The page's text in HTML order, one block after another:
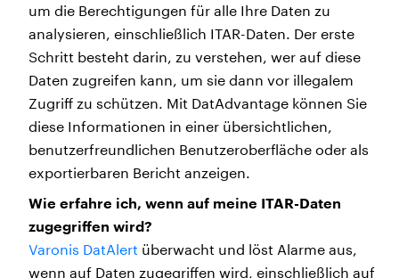
um die Berechtigungen für alle Ihre Daten zu
analysieren, einschließlich ITAR-Daten. Der erste
Schritt besteht darin, zu verstehen, wer auf diese
Daten zugreifen kann, um sie dann vor illegalem
Zugriff zu schützen. Mit DatAdvantage können Sie
diese Informationen in einer übersichtlichen,
benutzerfreundlichen Benutzeroberfläche oder als
exportierbaren Bericht anzeigen.
Wie erfahre ich, wenn auf meine ITAR-Daten
zugegriffen wird?
Varonis DatAlert überwacht und löst Alarme aus,
wenn auf Daten zugegriffen wird, einschließlich auf